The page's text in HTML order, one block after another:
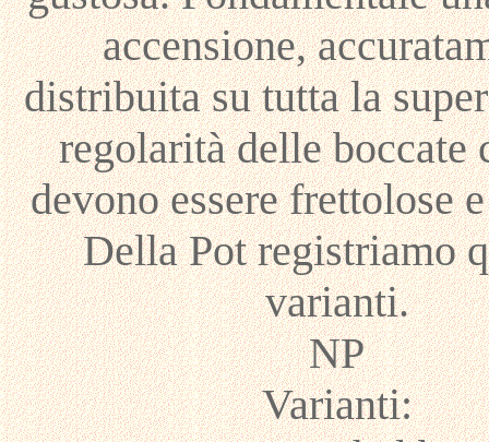
accensione,
distribuita su tutta la
regolarità delle boccate
devono essere frettolose
Della Pot registriamo
varianti.
NP
Varianti: